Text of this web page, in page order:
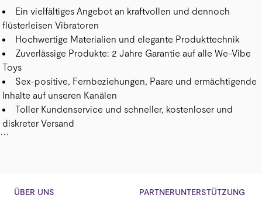
Ein vielfältiges Angebot an kraftvollen und dennoch
flüsterleisen Vibratoren
Hochwertige Materialien und elegante Produkttechnik
Zuverlässige Produkte: 2 Jahre Garantie auf alle We-Vibe
Toys
Sex-positive, Fernbeziehungen, Paare und ermächtigende
Inhalte auf unseren Kanälen
Toller Kundenservice und schneller, kostenloser und
diskreter Versand
```
ÜBER UNS
PARTNERUNTERSTÜTZUNG